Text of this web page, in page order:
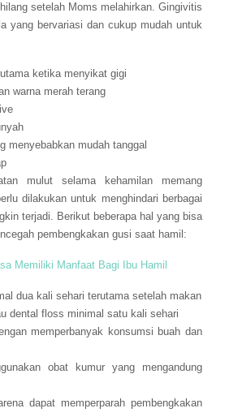
setelah Moms melahirkan. Gingivitis
yang bervariasi dan cukup mudah untuk
ketika menyikat gigi
warna merah terang
menyebabkan mudah tanggal
mulut selama kehamilan memang
dilakukan untuk menghindari berbagai
terjadi. Berikut beberapa hal yang bisa
pembengkakan gusi saat hamil:
Memiliki Manfaat Bagi Ibu Hamil
dua kali sehari terutama setelah makan
dental floss minimal satu kali sehari
memperbanyak konsumsi buah dan
obat kumur yang mengandung
dapat memperparah pembengkakan